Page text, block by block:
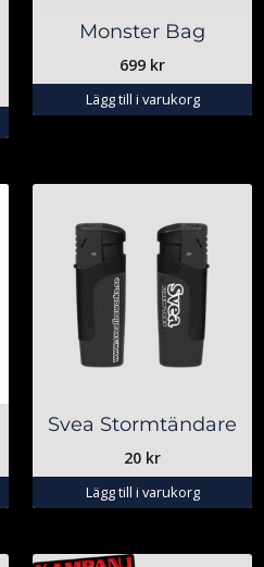
Monster Bag
699 kr
Lägg till i varukorg
Svea Stormtändare
20 kr
Lägg till i varukorg